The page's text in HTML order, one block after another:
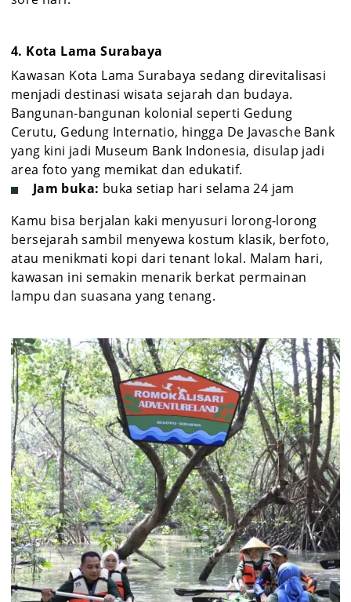
4. Kota Lama Surabaya
Kawasan Kota Lama Surabaya sedang direvitalisasi
menjadi destinasi wisata sejarah dan budaya.
Bangunan-bangunan kolonial seperti Gedung
Cerutu, Gedung Internatio, hingga De Javasche Bank
yang kini jadi Museum Bank Indonesia, disulap jadi
area foto yang memikat dan edukatif.
Jam buka: buka setiap hari selama 24 jam
Kamu bisa berjalan kaki menyusuri lorong-lorong
bersejarah sambil menyewa kostum klasik, berfoto,
atau menikmati kopi dari tenant lokal. Malam hari,
kawasan ini semakin menarik berkat permainan
lampu dan suasana yang tenang.